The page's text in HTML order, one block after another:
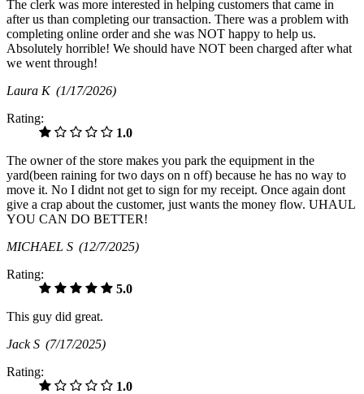
The clerk was more interested in helping customers that came in
after us than completing our transaction. There was a problem with
completing online order and she was NOT happy to help us.
Absolutely horrible! We should have NOT been charged after what
we went through!
Laura K (1/17/2026)
Rating:
1.0
The owner of the store makes you park the equipment in the
yard(been raining for two days on n off) because he has no way to
move it. No I didnt not get to sign for my receipt. Once again dont
give a crap about the customer, just wants the money flow. UHAUL
YOU CAN DO BETTER!
MICHAEL S (12/7/2025)
Rating:
5.0
This guy did great.
Jack S (7/17/2025)
Rating:
1.0